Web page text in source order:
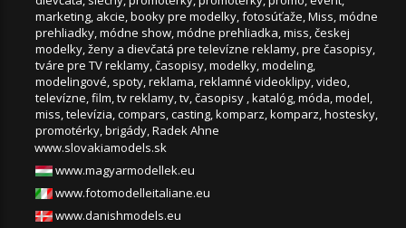
www.slovakiamodels.sk
www.magyarmodellek.eu
www.fotomodelleitaliane.eu
www.danishmodels.eu